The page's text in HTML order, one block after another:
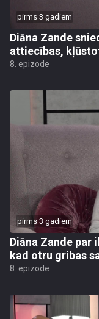
pirms 3 gadiem
Diāna Zande
attiecības,
8. epizode
pirms 3 gadiem
Diāna Zande par
kad otru gribas
8. epizode